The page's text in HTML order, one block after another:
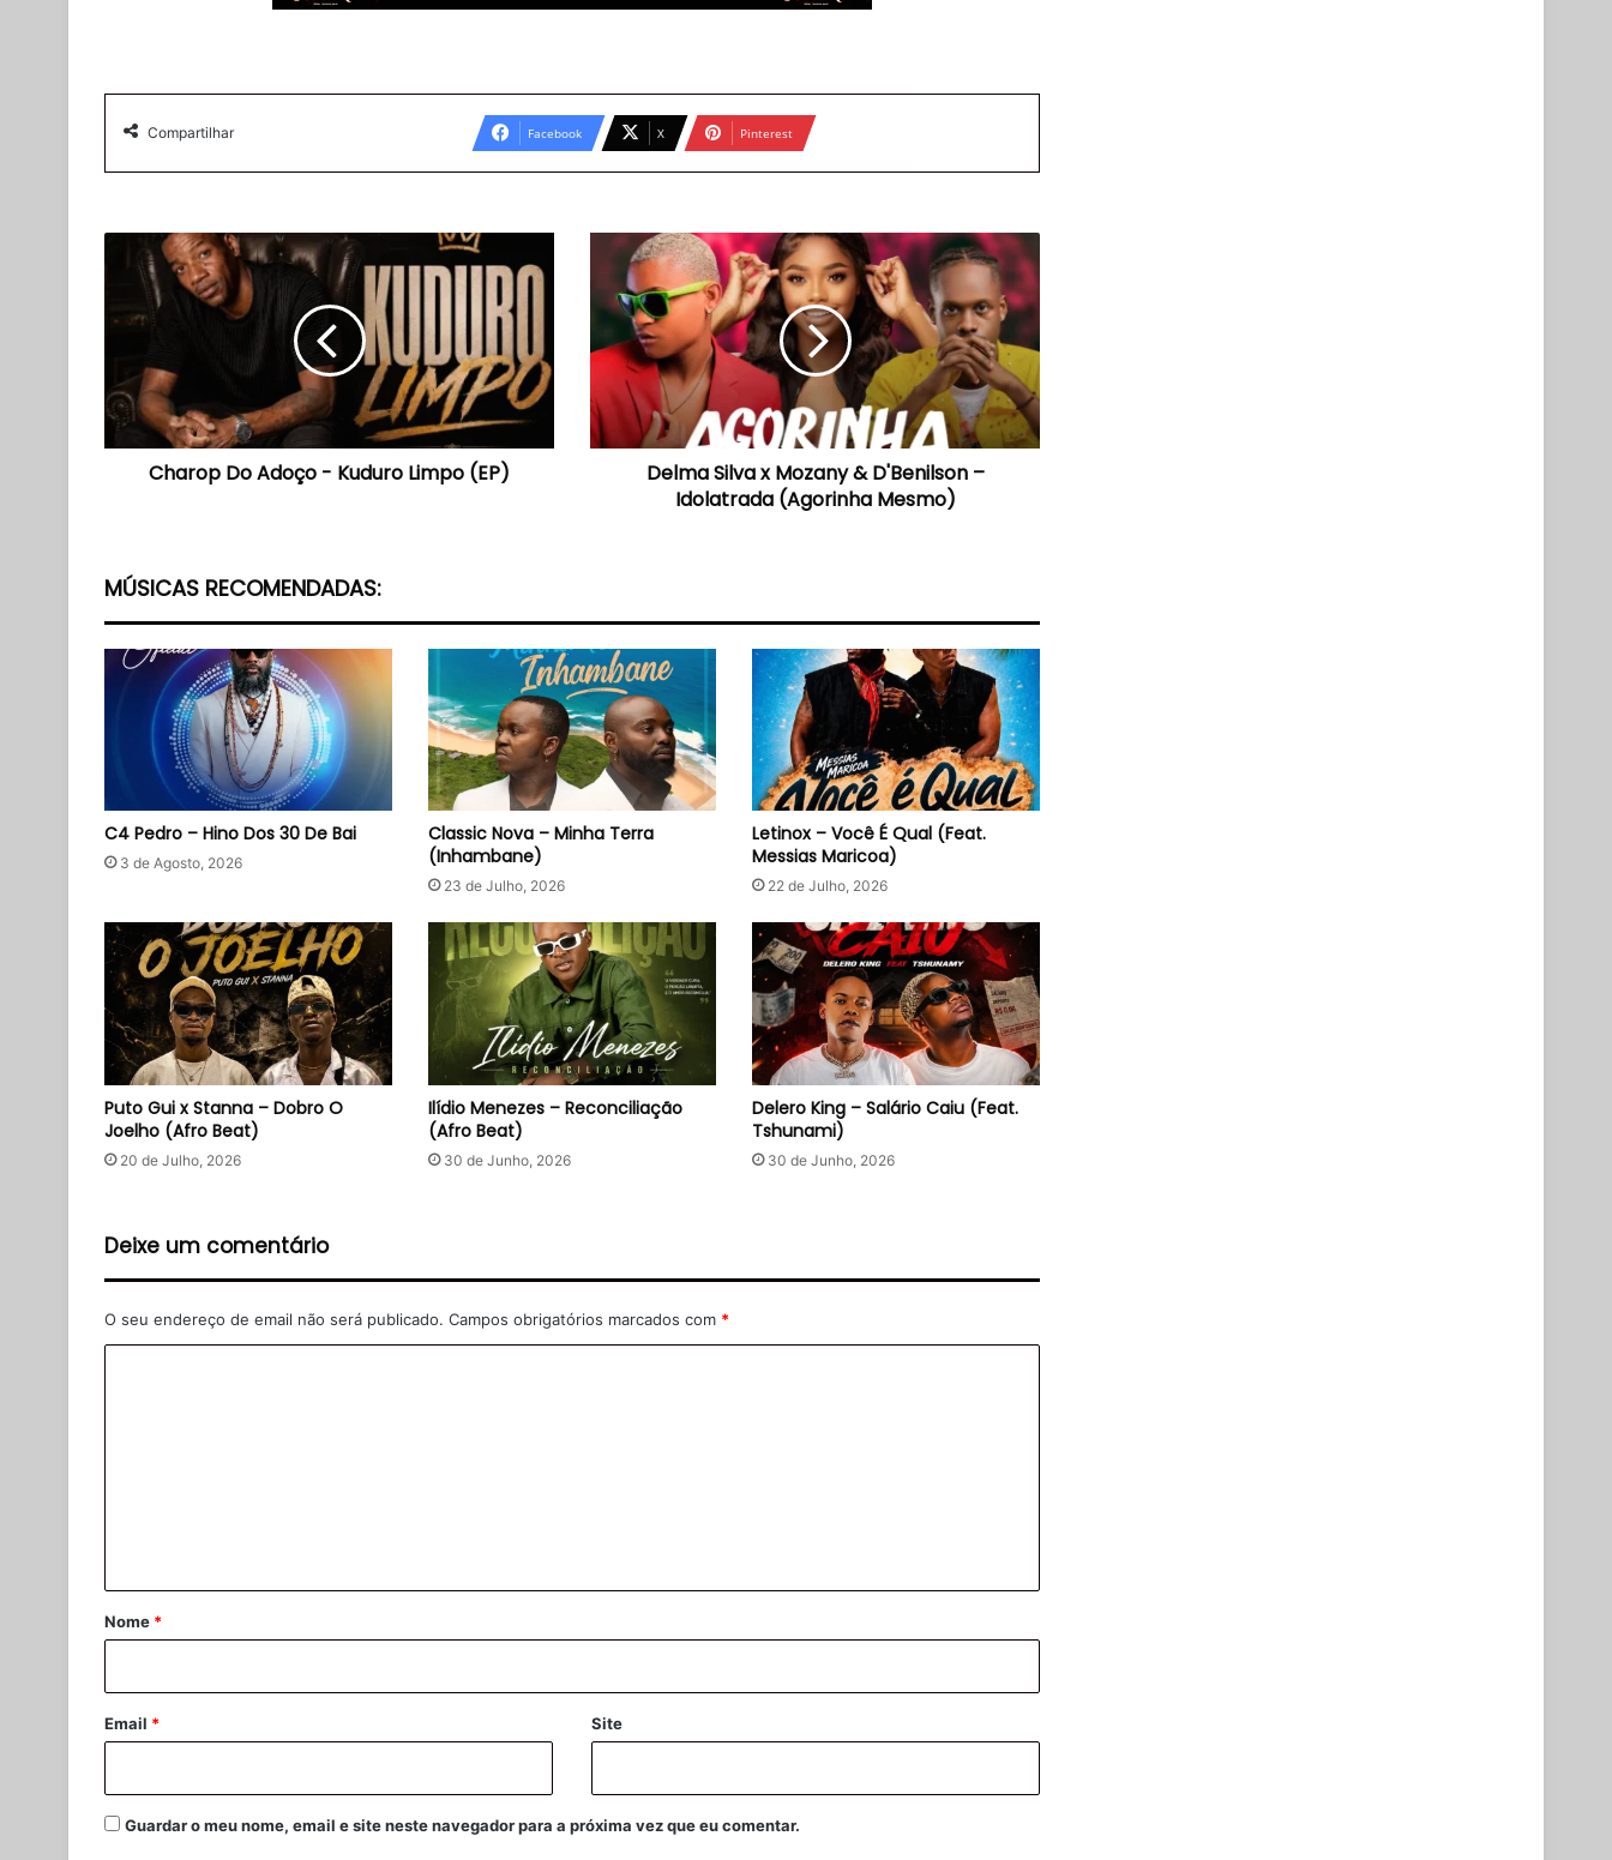
Compartilhar Facebook X Pinterest
Adoço
Limpo
(EP)
Charop Do Adoço - Kuduro Limpo (EP)
Delma
x
Mozany
D'Benilson
–
Idolatrada
(Agorinha
Mesmo)Delma Silva x Mozany & D'Benilson –
Idolatrada (Agorinha Mesmo)
MÚSICAS RECOMENDADAS:
C4 Pedro – Hino Dos 30 De Bai
3 de Agosto, 2026
Classic Nova – Minha Terra
(Inhambane)
23 de Julho, 2026
Letinox – Você É Qual (Feat.
Messias Maricoa)
22 de Julho, 2026
Puto Gui x Stanna – Dobro O
Joelho (Afro Beat)
20 de Julho, 2026
Ilídio Menezes – Reconciliação
(Afro Beat)
30 de Junho, 2026
Delero King – Salário Caiu (Feat.
Tshunami)
30 de Junho, 2026
Deixe um comentário
O seu endereço de email não será publicado. Campos obrigatórios marcados com *
r
*
Nome *
Email * Site
Guardar o meu nome, email e site neste navegador para a próxima vez que eu comentar.